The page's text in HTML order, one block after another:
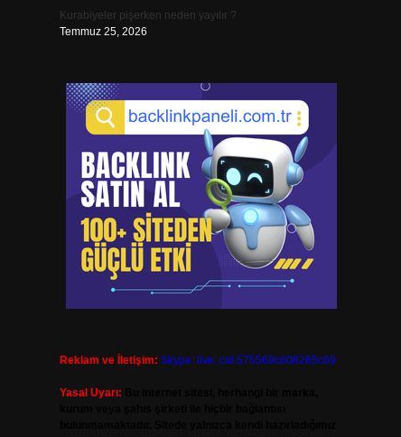
Kurabiyeler pişerken neden yayılır ?
Temmuz 25, 2026
Reklam ve İletişim: Skype: live:.cid.575569c608265c69
Yasal Uyarı: